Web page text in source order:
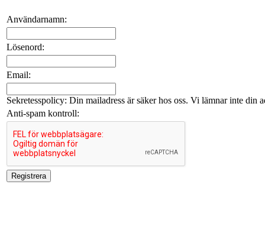
Användarnamn:
Lösenord:
Email:
Sekretesspolicy: Din mailadress är säker hos oss. Vi lämnar inte din
Anti-spam kontroll: